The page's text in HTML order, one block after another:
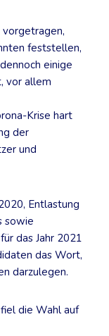
feststellen,
einige
vor allem
Krise hart
der
und
Entlastung
sowie
das Jahr 2021
das Wort,
darzulegen.
die Wahl auf